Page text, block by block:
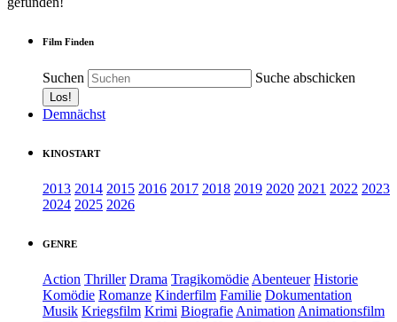
Film Finden
Suchen Suche abschicken
Demnächst
KINOSTART
2013 2014 2015 2016 2017 2018 2019 2020 2021 2022 2023
2024 2025 2026
GENRE
Action Thriller Drama Tragikomödie Abenteuer Historie
Komödie Romanze Kinderfilm Familie Dokumentation
Musik Kriegsfilm Krimi Biografie Animation Animationsfilm